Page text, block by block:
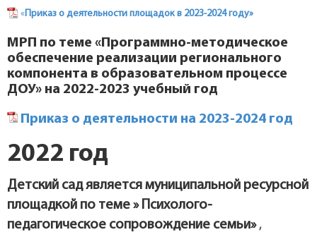
«Приказ о деятельности площадок в 2023-2024 году»
МРП по теме «Программно-методическое
обеспечение реализации регионального
компонента в образовательном процессе
ДОУ» на 2022-2023 учебный год
Приказ о деятельности на 2023-2024 год
2022 год
Детский сад является муниципальной ресурсной
площадкой по теме » Психолого-
педагогическое сопровождение семьи» ,